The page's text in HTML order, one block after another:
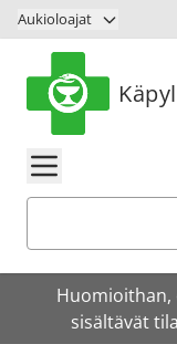
Siirry sisältöön
Aukioloajat
sisältävät